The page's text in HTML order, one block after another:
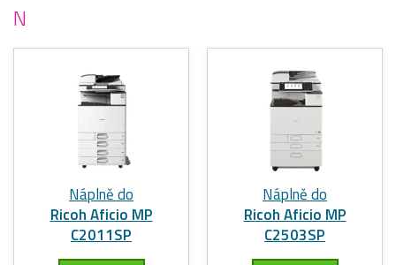
Nejoblíbenější
Náplně do
Ricoh Aficio MP
C2011SP
Náplně do
Ricoh Aficio MP
C2503SP